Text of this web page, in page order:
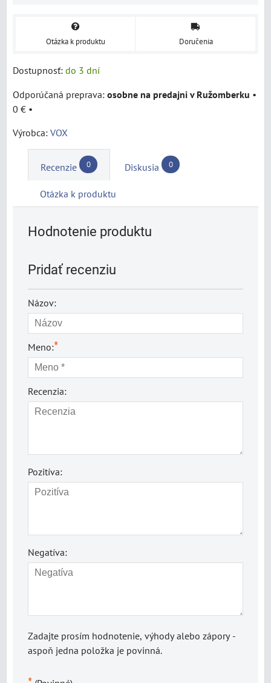
Otázka k produktu Doručenia
Dostupnosť: do 3 dní
osobne na predajni v Ružomberku •
0 € •
Výrobca: VOX
Recenzie 0 Diskusia 0
Otázka k produktu
Hodnotenie produktu
Pridať recenziu
Názov:
Meno:*
Recenzia:
Pozitíva:
Negatíva:
Zadajte prosím hodnotenie, výhody alebo zápory -
aspoň jedna položka je povinná.